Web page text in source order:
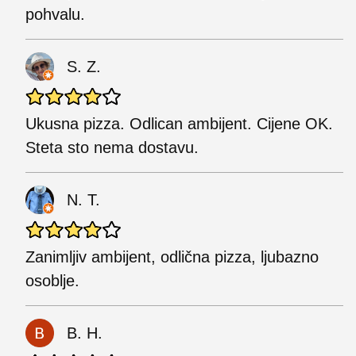
pohvalu.
S. Z.
Ukusna pizza. Odlican ambijent. Cijene OK.
Steta sto nema dostavu.
N. T.
Zanimljiv ambijent, odlična pizza, ljubazno
osoblje.
B. H.